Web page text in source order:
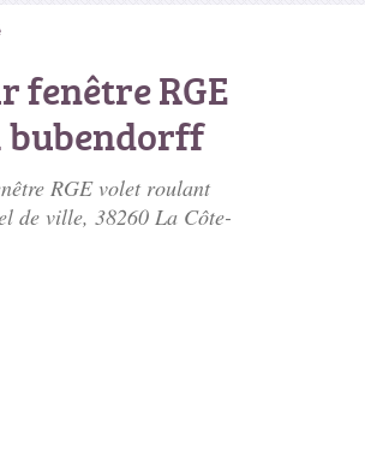
fenêtre RGE
bubendorff
RGE volet roulant
de ville, 38260 La Côte-